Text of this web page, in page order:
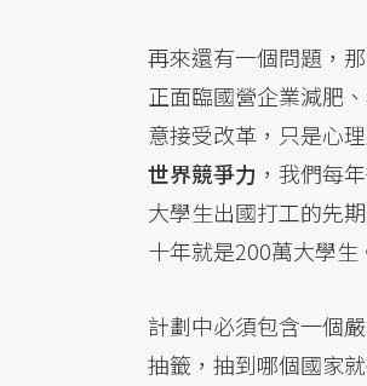
再來還有一個問題，
正面臨國營企業減肥
意接受改革，只是心
世界競爭力 ，我們每
大學生出國打工的先
十年就是200萬大學
計劃中必須包含一個
抽籤，抽到哪個國家